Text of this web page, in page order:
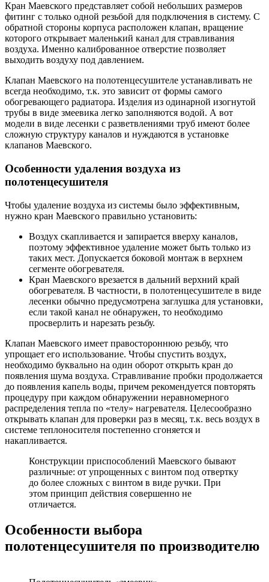
Кран Маевского представляет собой небольших размеров
фитинг с только одной резьбой для подключения в систему. С
обратной стороны корпуса расположен клапан, вращение
которого открывает маленький канал для стравливания
воздуха. Именно калиброванное отверстие позволяет
выходить воздуху под давлением.
Клапан Маевского на полотенцесушителе устанавливать не
всегда необходимо, т.к. это зависит от формы самого
обогревающего радиатора. Изделия из одинарной изогнутой
трубы в виде змеевика легко заполняются водой. А вот
модели в виде лесенки с разветвлениями труб имеют более
сложную структуру каналов и нуждаются в установке
клапанов Маевского.
Особенности удаления воздуха из
полотенцесушителя
Чтобы удаление воздуха из системы было эффективным,
нужно кран Маевского правильно установить:
Воздух скапливается и запирается вверху каналов,
поэтому эффективное удаление может быть только из
таких мест. Допускается боковой монтаж в верхнем
сегменте обогревателя.
Кран Маевского врезается в дальний верхний край
обогревателя. В частности, в полотенцесушителе в виде
лесенки обычно предусмотрена заглушка для установки,
если такой канал не обнаружен, то необходимо
просверлить и нарезать резьбу.
Клапан Маевского имеет правостороннюю резьбу, что
упрощает его использование. Чтобы спустить воздух,
необходимо буквально на один оборот открыть кран до
появления шума воздуха. Стравливание пробки продолжается
до появления капель воды, причем рекомендуется повторять
процедуру при каждом обнаружении неравномерного
распределения тепла по «телу» нагревателя. Целесообразно
открывать клапан для проверки раз в месяц, т.к. весь воздух в
системе теплоносителя постепенно сгоняется и
накапливается.
Конструкции приспособлений Маевского бывают
различные: от упрощенных с винтом под отвертку
до более сложных с винтом в виде ручки. При
этом принцип действия совершенно не
отличается.
Особенности выбора
полотенцесушителя по производителю